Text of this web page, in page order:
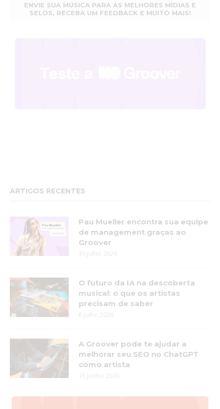
ENVIE SUA MÚSICA PARA AS MELHORES MÍDIAS E
SELOS, RECEBA UM FEEDBACK E MUITO MAIS!
ARTIGOS RECENTES
Pau Mueller encontra sua equipe
de management graças ao
Groover
30 julho 2026
O futuro da IA na descoberta
musical: o que os artistas
precisam de saber
6 julho 2026
A Groover pode te ajudar a
melhorar seu SEO no ChatGPT
como artista
15 junho 2026